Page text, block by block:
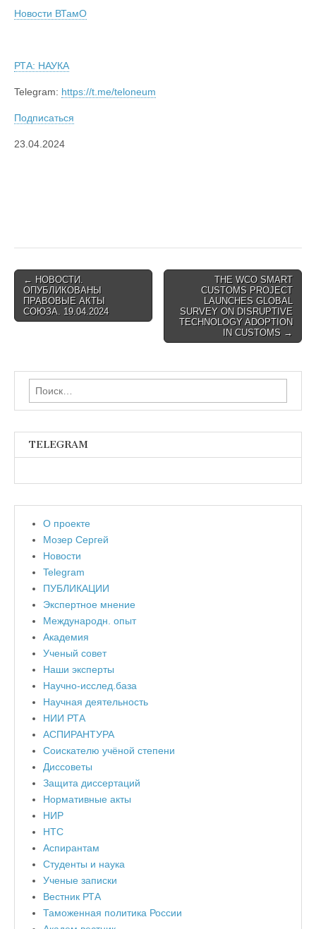
Новости ВТамО
РТА: НАУКА
Telegram: https://t.me/teloneum
Подписаться
23.04.2024
Post
navigation
← НОВОСТИ.
ОПУБЛИКОВАНЫ
ПРАВОВЫЕ АКТЫ
СОЮЗА. 19.04.2024
THE WCO SMART
CUSTOMS PROJECT
LAUNCHES GLOBAL
SURVEY ON DISRUPTIVE
TECHNOLOGY ADOPTION
IN CUSTOMS →
Найти:
TELEGRAM
О проекте
Мозер Сергей
Новости
Telegram
ПУБЛИКАЦИИ
Экспертное мнение
Международн. опыт
Академия
Ученый совет
Наши эксперты
Научно-исслед.база
Научная деятельность
НИИ РТА
АСПИРАНТУРА
Соискателю учёной степени
Диссоветы
Защита диссертаций
Нормативные акты
НИР
НТС
Аспирантам
Студенты и наука
Ученые записки
Вестник РТА
Таможенная политика России